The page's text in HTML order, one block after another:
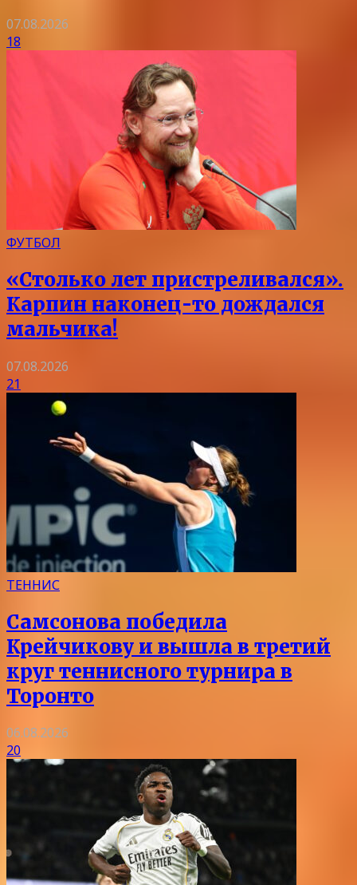
07.08.2026
18
ФУТБОЛ
«Столько лет пристреливался».
Карпин наконец-то дождался
мальчика!
07.08.2026
21
ТЕННИС
Самсонова победила
Крейчикову и вышла в третий
круг теннисного турнира в
Торонто
06.08.2026
20